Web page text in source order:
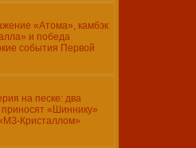
«Атома», камбэк
и победа
события Первой
на песке: два
приносят «Шиннику»
Кристаллом»